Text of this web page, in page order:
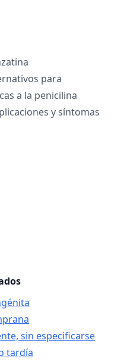
para
a la penicilina
y síntomas
sin especificarse
tardía